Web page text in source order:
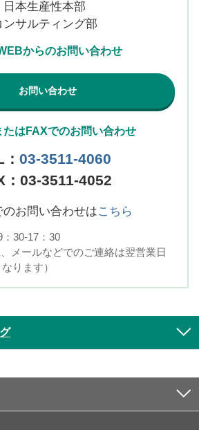
日本生産性本部
ンサルティング部
からのお問い合わせ
お問い合わせ
たはFAXでのお問い合わせ
03-3511-4060
：03-3511-4052
のお問い合わせはこちら
30-17：30
、メールなどでのご連絡は翌営業日
ります）